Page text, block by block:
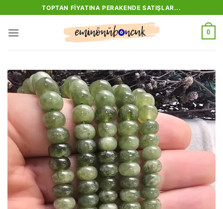
atla
TOPTAN FIYATINA PERAKENDE SATIŞLAR...
0